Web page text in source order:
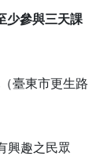
少參與三天課
臺東市更生路
趣之民眾